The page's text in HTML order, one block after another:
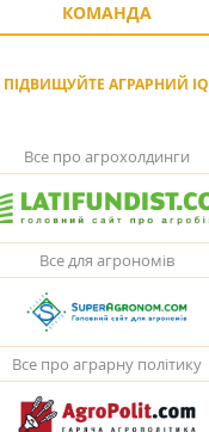
КОМАНДА
ПІДВИЩУЙТЕ АГРАРНИЙ IQ
Все про агрохолдинги
Все для агрономів
Все про аграрну політику